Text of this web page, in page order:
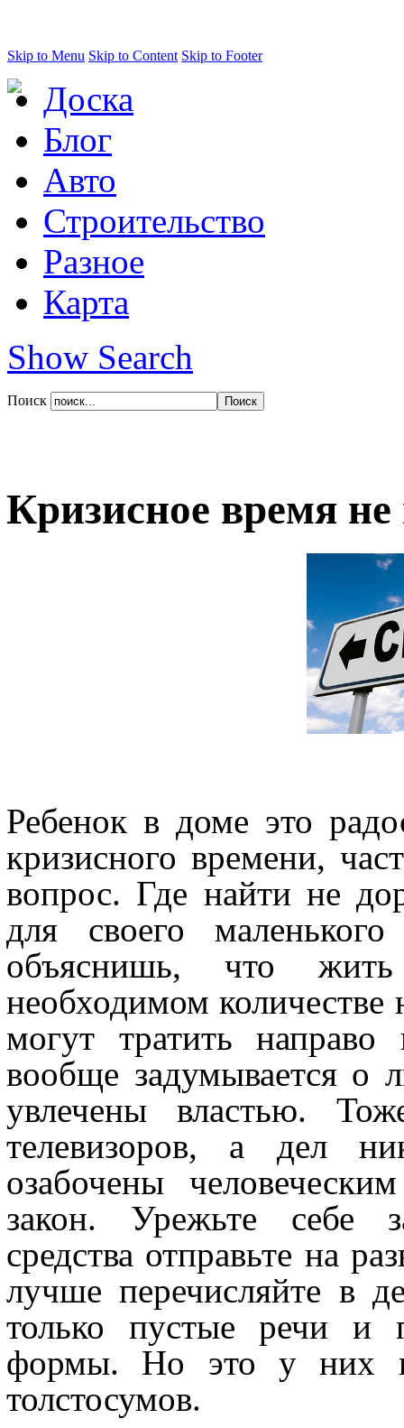
Skip to Menu Skip to Content Skip to Footer
Доска
Блог
Авто
Строительство
Разное
Карта
Show Search
Поиск
Кризисное время не
Ребенок в доме это
кризисного времени,
вопрос. Где найти не
для своего
объяснишь, что
необходимом количестве
могут тратить
вообще задумывается о
увлечены властью.
телевизоров, а дел
озабочены
закон. Урежьте себе
средства отправьте на
лучше перечисляйте в
только пустые речи и
формы. Но это у них
толстосумов.